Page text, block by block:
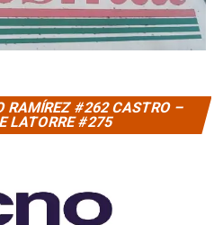
RAMÍREZ #262 CASTRO –
LATORRE #275